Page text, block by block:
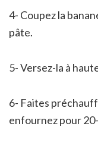
4- Coupez la
pâte.
5- Versez-la à
6- Faites
enfournez pour